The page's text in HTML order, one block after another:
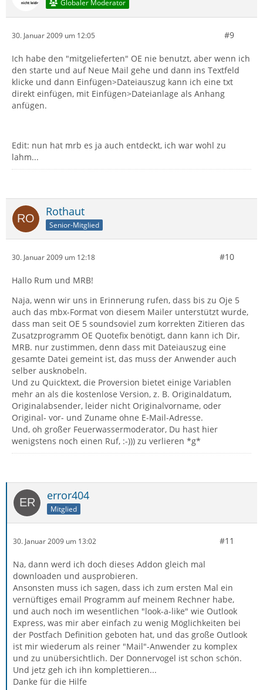
Globaler Moderator
30. Januar 2009 um 12:05 #9
Ich habe den "mitgelieferten" OE nie benutzt, aber wenn ich
den starte und auf Neue Mail gehe und dann ins Textfeld
klicke und dann Einfügen>Dateiauszug kann ich eine txt
direkt einfügen, mit Einfügen>Dateianlage als Anhang
anfügen.
Edit: nun hat mrb es ja auch entdeckt, ich war wohl zu
lahm...
Rothaut
Senior-Mitglied
30. Januar 2009 um 12:18 #10
Hallo Rum und MRB!
Naja, wenn wir uns in Erinnerung rufen, dass bis zu Oje 5
auch das mbx-Format von diesem Mailer unterstützt wurde,
dass man seit OE 5 soundsoviel zum korrekten Zitieren das
Zusatzprogramm OE Quotefix benötigt, dann kann ich Dir,
MRB. nur zustimmen, denn dass mit Dateiauszug eine
gesamte Datei gemeint ist, das muss der Anwender auch
selber ausknobeln.
Und zu Quicktext, die Proversion bietet einige Variablen
mehr an als die kostenlose Version, z. B. Originaldatum,
Originalabsender, leider nicht Originalvorname, oder
Original- vor- und Zuname ohne E-Mail-Adresse.
Und, oh großer Feuerwassermoderator, Du hast hier
wenigstens noch einen Ruf, :-))) zu verlieren *g*
error404
Mitglied
30. Januar 2009 um 13:02 #11
Na, dann werd ich doch dieses Addon gleich mal
downloaden und ausprobieren.
Ansonsten muss ich sagen, dass ich zum ersten Mal ein
vernüftiges email Programm auf meinem Rechner habe,
und auch noch im wesentlichen "look-a-like" wie Outlook
Express, was mir aber einfach zu wenig Möglichkeiten bei
der Postfach Definition geboten hat, und das große Outlook
ist mir wiederum als reiner "Mail"-Anwender zu komplex
und zu unübersichtlich. Der Donnervogel ist schon schön.
Und jetz geh ich ihn komplettieren...
Danke für die Hilfe